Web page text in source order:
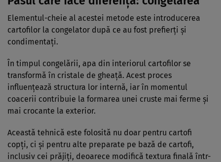
Elementul-cheie al acestei metode este introducerea
cartofilor la congelator după ce au fost prefierți și
condimentați.
În timpul congelării, apa din interiorul cartofilor se
transformă în cristale de gheață. Acest proces
influențează structura lor internă, iar în momentul
coacerii contribuie la formarea unei cruste mai ferme și
mai crocante la exterior.
Această tehnică este folosită nu doar pentru cartofi
copți, ci și pentru alte preparate pe bază de cartofi,
inclusiv cei prăjiți, deoarece modifică textura finală într-